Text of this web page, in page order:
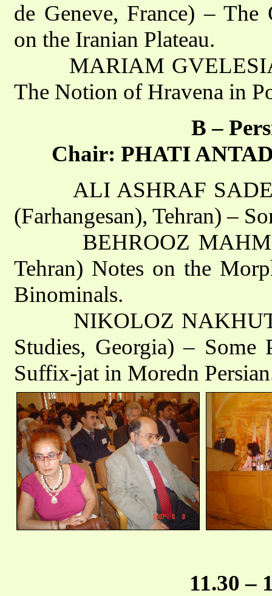
de Geneve, France) –
on the Iranian Plateau.
MARIAM
The Notion of Hravena in
B –
Chair: PHATI
ALI ASHRAF
(Farhangesan), Tehran) –
BEHROOZ
Tehran) Notes on the
Binominals.
NIKOLOZ
Studies, Georgia) –
Suffix-jat in Moredn
11.30 –